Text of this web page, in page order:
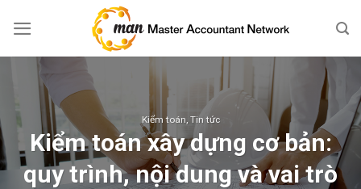
Kiểm toán Tin tức
Kiểm toán xây dựng cơ bản:
quy trình, nội dung và vai trò